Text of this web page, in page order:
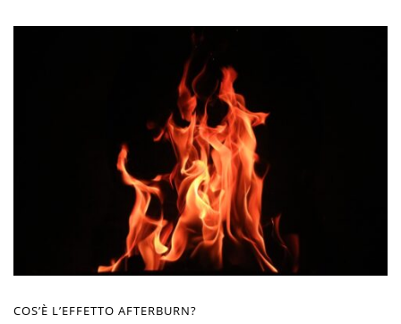
COS’È L’EFFETTO AFTERBURN?